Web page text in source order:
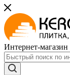
Интернет-магазин